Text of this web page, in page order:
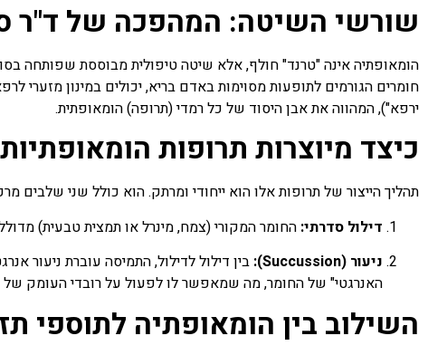
שורשי השיטה: המהפכה של ד"ר
חומרים הגורמים לתופעות מסוימות באדם בריא, יכולים במינון מזערי
ירפא"), המהווה את אבן היסוד של כל רמדי (תרופה) הומאופתית.
כיצד מיוצרות תרופות
תהליך הייצור של תרופות אלו הוא ייחודי ומרתק. הוא כולל שני שלבים
דילול סדרתי: החומר המקורי (צמח, מינרל או תמצית טבעית)
ניעור (Succussion):
בין דילול לדילול, התמיסה עוברת ניעור
האנרגטי" של החומר, מה שמאפשר לו לפעול על רובדי העומק
השילוב בין הומאופתיה לתוספי